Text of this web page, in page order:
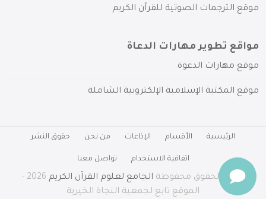
موقع الترجمات الصوتية للقرآن الكريم
مواقع تطوير مهارات الدعاة
موقع مهارات الدعوة
موقع المكتبة الإسلامية الإلكترونية الشاملة
الرئيسية الأقسام الإذاعات من نحن حقوق النشر
اتفاقية الاستخدام تواصل معنا
جميع الحقوق محفوظة الجامع لعلوم القرآن الكريم
2026 -
الموقع تابع لجمعية النجاة الخيرية